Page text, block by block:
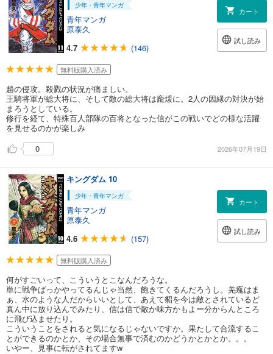
少年・青年マンガ
青年マンガ
原泰久
4.7
(146)
カート
試し読み
無料版購入済み
趙の侵攻。殺戮の状況が痛ましい。
王騎将軍が総大将に、そして敵の総大将は龐煖に。2人の因縁の対決が始
まろうとしている。
修行を経て、特殊百人部隊の百将となった信がこの戦いでどの様な活躍
を見せるのかが楽しみ
0
2026年07月19日
キングダム 10
少年・青年マンガ
青年マンガ
原泰久
4.6
(157)
カート
試し読み
無料版購入済み
何がすごいって、こういうとこなんだろうな。
単に戦争ばっかやってるんじゃ当然、飽きてくるんだろうし。羌瘣はま
ぁ、水のような人だからいいとして、あえて貂を今は敵とされているど
真ん中に放り込んでみたり、信は信で敵か味方かもよー分からんところ
に飛び込ませたり。
こういうことをされると気になるじゃないですか。果たして合流するこ
とができるのかとか、その場合無事で済むのかどうかとかとか。。。
いやー、見事に転がされてますw